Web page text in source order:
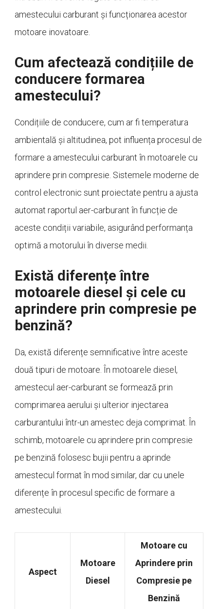
amestecului carburant și funcționarea acestor
motoare inovatoare.
Cum afectează condițiile de
conducere formarea
amestecului?
Condițiile de conducere, cum ar fi temperatura
ambientală și altitudinea, pot influența procesul de
formare a amestecului carburant în motoarele cu
aprindere prin compresie. Sistemele moderne de
control electronic sunt proiectate pentru a ajusta
automat raportul aer-carburant în funcție de
aceste condiții variabile, asigurând performanța
optimă a motorului în diverse medii.
Există diferențe între
motoarele diesel și cele cu
aprindere prin compresie pe
benzină?
Da, există diferențe semnificative între aceste
două tipuri de motoare. În motoarele diesel,
amestecul aer-carburant se formează prin
comprimarea aerului și ulterior injectarea
carburantului într-un amestec deja comprimat. În
schimb, motoarele cu aprindere prin compresie
pe benzină folosesc bujii pentru a aprinde
amestecul format în mod similar, dar cu unele
diferențe în procesul specific de formare a
amestecului.
Aspect
Motoare
Diesel
Motoare cu
Aprindere prin
Compresie pe
Benzină